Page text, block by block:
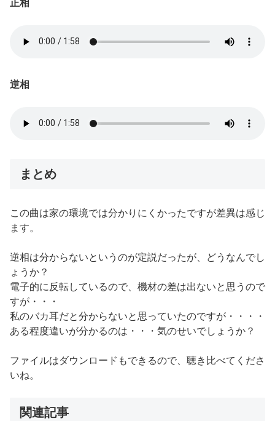
正相
逆相
まとめ
この曲は家の環境では分かりにくかったですが差異は感じ
ます。
逆相は分からないというのが定説だったが、どうなんでし
ょうか？
電子的に反転しているので、機材の差は出ないと思うので
すが・・・
私のバカ耳だと分からないと思っていたのですが・・・・
ある程度違いが分かるのは・・・気のせいでしょうか？
ファイルはダウンロードもできるので、聴き比べてくださ
いね。
関連記事